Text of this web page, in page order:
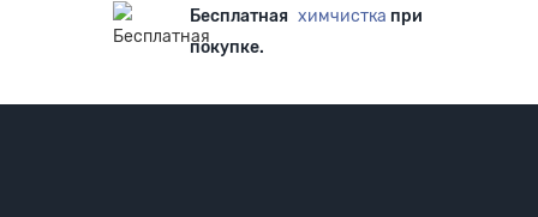
Бесплатная химчистка при
покупке.